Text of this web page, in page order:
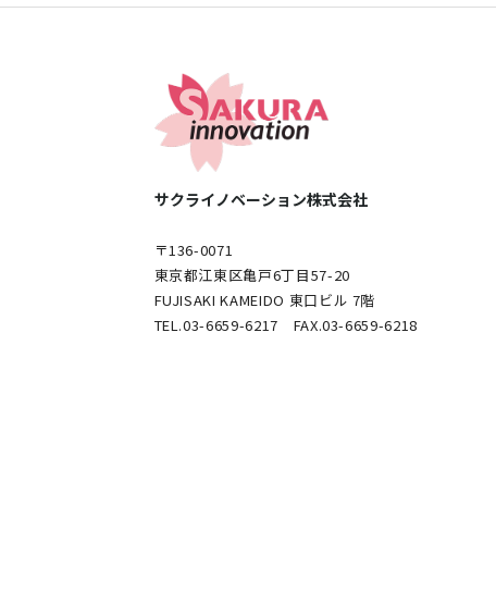
サクライノベーション株式会社
〒136-0071
東京都江東区亀戸6丁目57-20
FUJISAKI KAMEIDO 東口ビル 7階
TEL.03-6659-6217 FAX.03-6659-6218